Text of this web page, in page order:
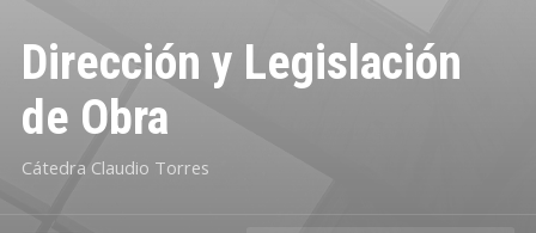
Dirección y Legislación
de Obra
Cátedra Claudio Torres